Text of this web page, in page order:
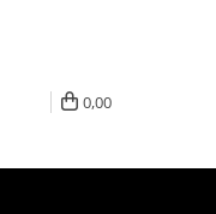
0,00